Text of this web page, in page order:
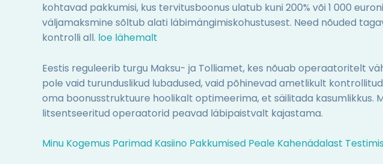
kohtavad pakkumisi, kus tervitusboonus ulatub kuni 200% või 1 000
väljamaksmine sõltub alati läbimängimiskohustusest. Need nõuded
kontrolli all. loe lähemalt
Eestis reguleerib turgu Maksu- ja Tolliamet, kes nõuab operaatoritelt
pole vaid turunduslikud lubadused, vaid põhinevad ametlikult
oma boonusstruktuure hoolikalt optimeerima, et säilitada kasumlikkus.
litsentseeritud operaatorid peavad läbipaistvalt kajastama.
Minu Kogemus Parimad Kasiino Pakkumised Peale Kahenädalast